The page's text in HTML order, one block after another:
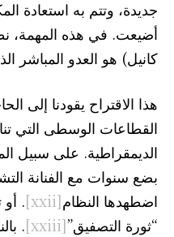
جديدة، وتتم به استعادة
أضيعت. في هذه المهمة،
كانيل) هو العدو المباشر
هذا الاقتراح يقودنا إلى
القطاعات الوسطى التي
الديمقراطية. على سبيل
بضع سنوات مع الفنانة
اضطهدها النظام[xxii]
.
“ثورة التصفيق”[xxiii]
.